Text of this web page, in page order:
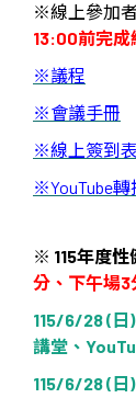
※線上參加
13:00前完成
※議程
※會議手冊
※線上簽到
※YouTube轉
※ 115年度性
分、下午場3
115/6/28 (日
講堂、
115/6/28 (日